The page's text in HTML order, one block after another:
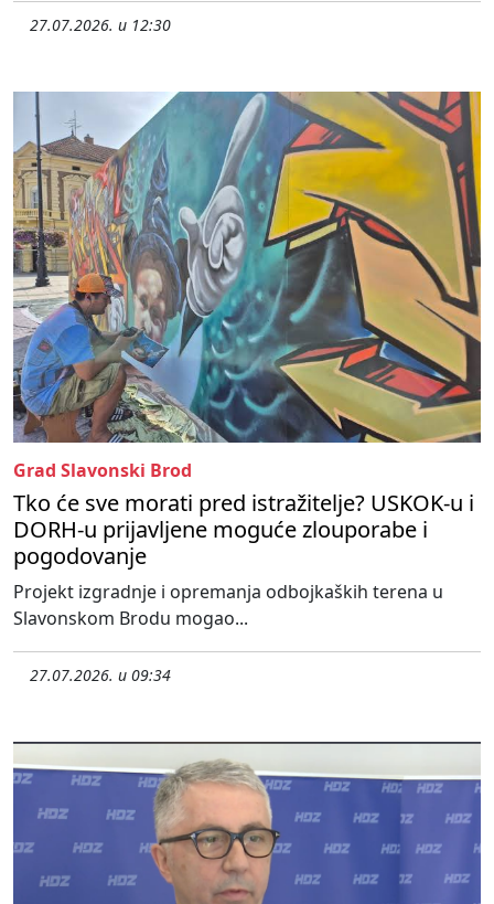
27.07.2026. u 12:30
Grad Slavonski Brod
Tko će sve morati pred istražitelje? USKOK-u i
DORH-u prijavljene moguće zlouporabe i
pogodovanje
Projekt izgradnje i opremanja odbojkaških terena u
Slavonskom Brodu mogao...
27.07.2026. u 09:34